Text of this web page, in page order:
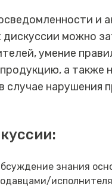
и
можно
умение
а также
случае нарушения
знания